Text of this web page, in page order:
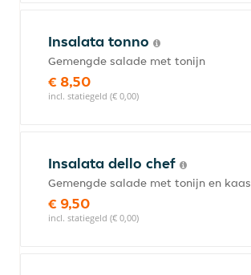
Insalata tonno
Gemengde salade met tonijn
€ 8,50
incl. statiegeld (€ 0,00)
Insalata dello chef
Gemengde salade met tonijn en kaas
€ 9,50
incl. statiegeld (€ 0,00)